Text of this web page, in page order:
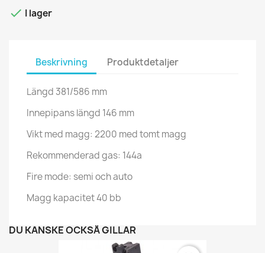
 I lager
Beskrivning Produktdetaljer
Längd 381/586 mm
Innepipans längd 146 mm
Vikt med magg: 2200 med tomt magg
Rekommenderad gas: 144a
Fire mode: semi och auto
Magg kapacitet 40 bb
DU KANSKE OCKSÅ GILLAR